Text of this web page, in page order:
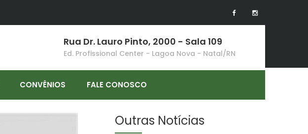
Rua Dr. Lauro Pinto, 2000 - Sala 109
Ed. Profissional Center - Lagoa Nova - Natal/RN
CONVÊNIOS FALE CONOSCO
Outras Notícias